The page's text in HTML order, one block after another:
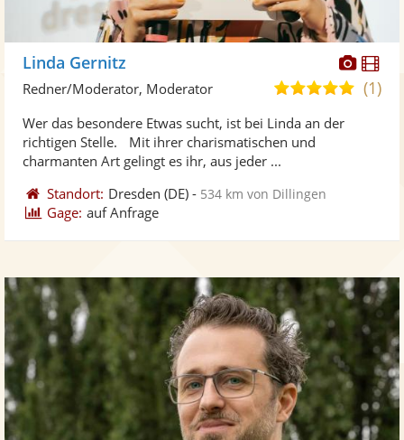
Linda Gernitz
5,0(1)
Redner/Moderator, Moderator
Wer das besondere Etwas sucht, ist bei Linda an der
richtigen Stelle. Mit ihrer charismatischen und
charmanten Art gelingt es ihr, aus jeder ...
Standort: Dresden (DE) - 534 km von Dillingen
Gage: auf Anfrage